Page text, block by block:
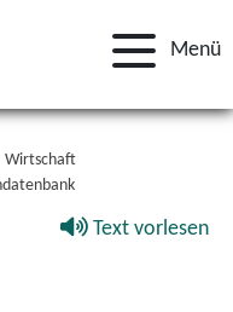
Menü
Wirtschaft
Text vorlesen